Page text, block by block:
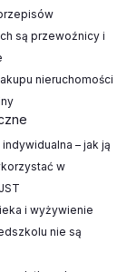
są przewoźnicy i
nieruchomości
– jak ją
w
i wyżywienie
nie są